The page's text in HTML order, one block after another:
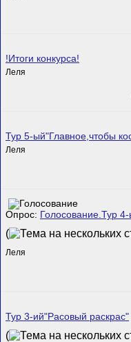
!Итоги конкурса!
Леля
Тур 5-ый"Главное,чтобы
Леля
Опрос: Голосование.Тур
(
Леля
Тур 3-ий"Расовый раскрас"
(